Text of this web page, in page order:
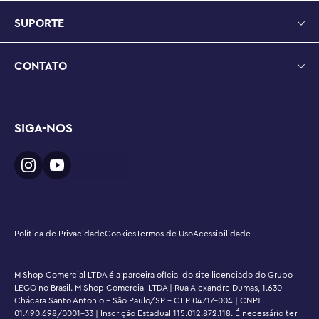
SUPORTE
CONTATO
SIGA-NOS
Política de PrivacidadeCookiesTermos de UsoAcessibilidade
M Shop Comercial LTDA é a parceira oficial do site licenciado do Grupo
LEGO no Brasil. M Shop Comercial LTDA | Rua Alexandre Dumas, 1.630 -
Chácara Santo Antonio - São Paulo/SP - CEP 04717-004 | CNPJ
01.490.698/0001-33 | Inscrição Estadual 115.012.872.118. É necessário ter